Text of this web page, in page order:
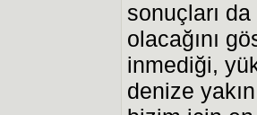
sonuçları
olacağını
inmediği,
denize